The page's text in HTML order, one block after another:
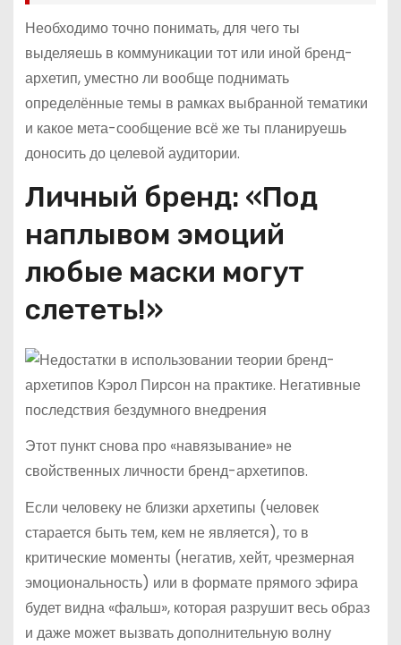
Необходимо точно понимать, для чего ты
выделяешь в коммуникации тот или иной бренд-
архетип, уместно ли вообще поднимать
определённые темы в рамках выбранной тематики
и какое мета-сообщение всё же ты планируешь
доносить до целевой аудитории.
Личный бренд: «Под
наплывом эмоций
любые маски могут
слететь!»
Этот пункт снова про «навязывание» не
свойственных личности бренд-архетипов.
Если человеку не близки архетипы (человек
старается быть тем, кем не является), то в
критические моменты (негатив, хейт, чрезмерная
эмоциональность) или в формате прямого эфира
будет видна «фальш», которая разрушит весь образ
и даже может вызвать дополнительную волну